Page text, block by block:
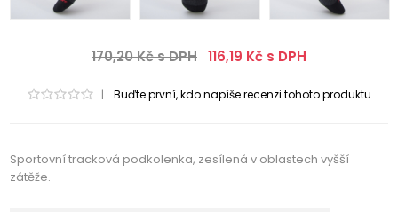
170,20 Kč s DPH 116,19 Kč s DPH
| Buďte první, kdo napíše recenzi tohoto produktu
Sportovní tracková podkolenka, zesílená v oblastech vyšší
zátěže.